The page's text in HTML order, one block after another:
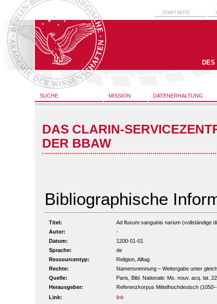
STARTSEITE
SUCHE MISSION DATENERHALTUNG
DAS CLARIN-
DER BBAW
Bibliographische
Titel:
Ad fluxum sanguinis narium (vollständige
Autor:
-
Datum:
1200-01-01
Sprache:
de
Ressourcentyp:
Religion, Alltag
Rechte:
Namensnennung – Weitergabe unter
Quelle:
Paris, Bibl. Nationale: Ms. nouv. acq. lat.
Herausgeber:
Referenzkorpus Mittelhochdeutsch
Link:
link